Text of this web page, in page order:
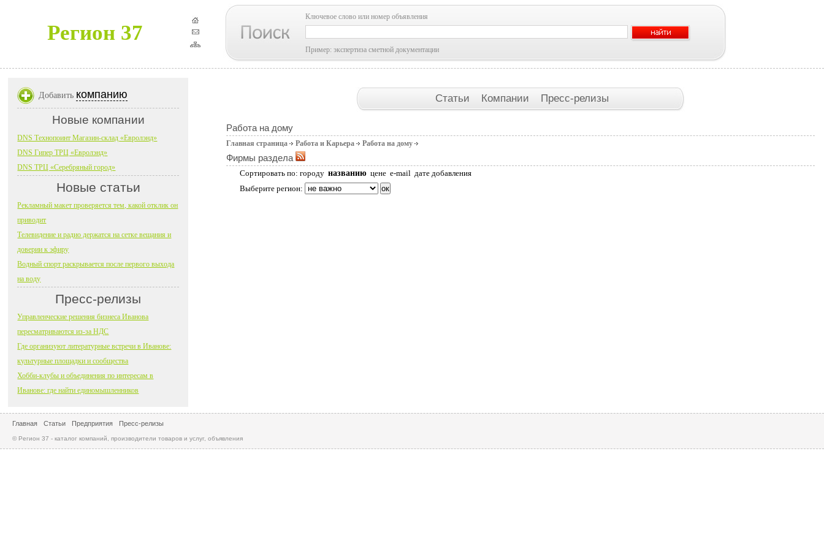
Регион 37
Ключевое слово или номер объявления
Пример: экспертиза сметной документации
Статьи Компании Пресс-релизы
Работа на дому
Главная страница Работа и Карьера Работа на дому
Фирмы раздела
Сортировать по: городу названию цене e-mail дате добавления
Выберите регион:
Добавить компанию
Новые компании
DNS Технопоинт Магазин-склад «Евролэнд»
DNS Гипер ТРЦ «Евролэнд»
DNS ТРЦ «Серебряный город»
Новые статьи
Рекламный макет проверяется тем, какой отклик он
приводит
Телевидение и радио держатся на сетке вещания и
доверии к эфиру
Водный спорт раскрывается после первого выхода
на воду
Пресс-релизы
Управленческие решения бизнеса Иванова
пересматриваются из-за НДС
Где организуют литературные встречи в Иванове:
культурные площадки и сообщества
Хобби-клубы и объединения по интересам в
Иванове: где найти единомышленников
Главная Статьи Предприятия Пресс-релизы
© Регион 37 - каталог компаний, производители товаров и услуг, объявления